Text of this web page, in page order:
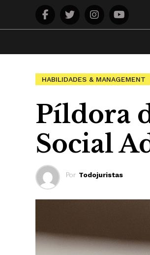
HABILIDADES & MANAGEMENT
Píldora
Social
Por Todojuristas